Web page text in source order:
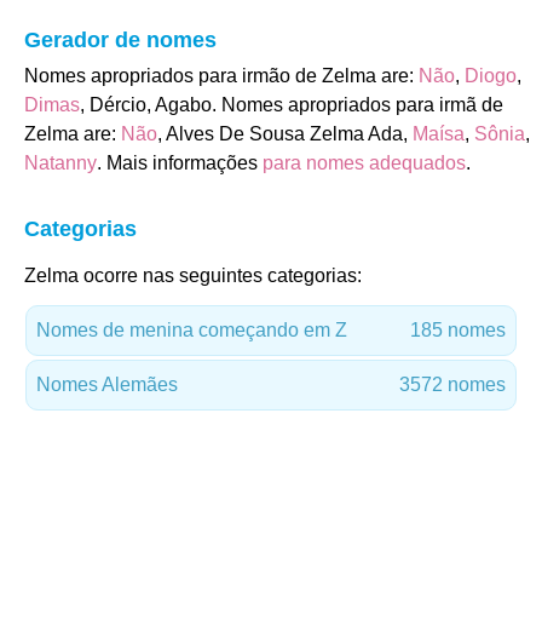
Gerador de nomes
Nomes apropriados para irmão de Zelma are: Não, Diogo,
Dimas, Dércio, Agabo. Nomes apropriados para irmã de
Zelma are: Não, Alves De Sousa Zelma Ada, Maísa, Sônia,
Natanny. Mais informações para nomes adequados.
Categorias
Zelma ocorre nas seguintes categorias:
Nomes de menina começando em Z 185 nomes
Nomes Alemães 3572 nomes